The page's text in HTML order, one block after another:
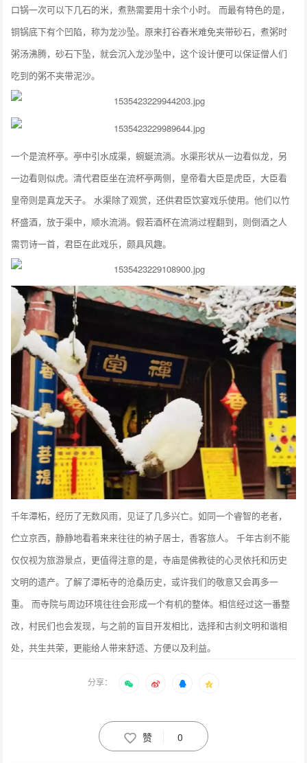
口锅一次可以下几石的米，煮熟需要用十余个小时。 而最有特色的是，
铜锅底下有个凹陷，称为龙沙坠。原来打谷舂米难免夹带砂石，煮粥时
粥汤沸腾，砂石下坠，就会沉入龙沙坠中，这个设计便可以保证僧人们
吃到的粥不夹带泥沙。
一个是流杯亭。亭中引水成渠，蜿蜒流淌。水渠形状从一边看似龙，另
一边看则似虎。清代君臣坐在流杯亭两侧，皇帝看大臣是虎臣，大臣看
皇帝则是真龙天子。 水渠除了观赏，还供君臣饮宴戏乐使用。他们以竹
杯盛酒，放于渠中，顺水流淌。假若酒杯在流淌过程翻到，则倒酒之人
需罚诗一首，君臣在此戏乐，颇具风趣。
千年潭柘，经历了无数风雨，见证了几多兴亡。如同一个睿智的老者，
伫立京西，静静地看着来来往往的衲子居士，香客旅人。 千年古刹不能
仅仅视为旅游景点，更值得注意的是，寺庙是佛教徒的心灵依托和历史
文明的遗产。了解了潭柘寺的沧桑历史，或许我们的敬意又会再多一
重。 而寺院与周边环境往往会形成一个有机的整体。相信经过这一番整
改，村民们也会发现，与之前的盲目开发相比，选择和古刹文明和谐相
处，共生共荣，更能给人带来舒适、方便以及利益。
分享：
赞 0